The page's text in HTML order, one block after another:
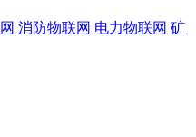
消防物联网 电力物联网 矿